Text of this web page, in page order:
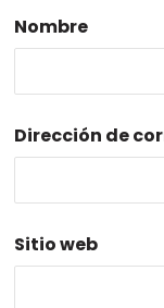
Nombre
Dirección de
Sitio web